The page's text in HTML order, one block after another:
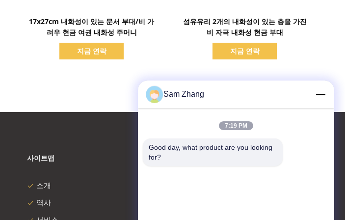
17x27cm 내화성이 있는 문서 부대/비 가
려우 현금 여권 내화성 주머니
지금 연락
섬유유리 2개의 내화성이 있는 층을 가진
비 자극 내화성 현금 부대
지금 연락
사이트맵
소개
역사
Sam Zhang
7:19 PM
Good day, what product are you looking
for?